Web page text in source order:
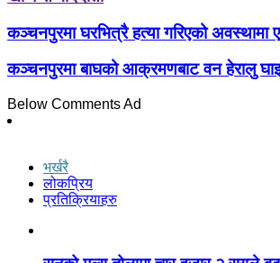
कञ्चनपुरमा घरभित्रै हत्या गरिएको
कञ्चनपुरमा बाघको आक्रमणबाट वन हेरालु
Below Comments Ad
भर्खरै
लोकप्रिय
प्रतिक्रियाहरु